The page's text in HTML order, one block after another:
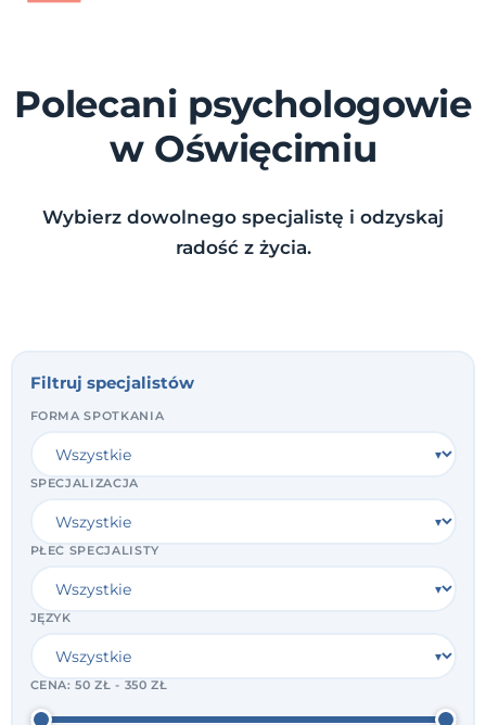
Polecani psychologowie
w Oświęcimiu
Wybierz dowolnego specjalistę i odzyskaj
radość z życia.
Filtruj specjalistów
FORMA SPOTKANIA
SPECJALIZACJA
PŁEĆ SPECJALISTY
JĘZYK
CENA:50 ZŁ - 350 ZŁ